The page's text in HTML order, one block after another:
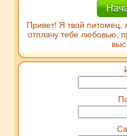
Привет! Я твой питомец,
отплачу тебе любовью,